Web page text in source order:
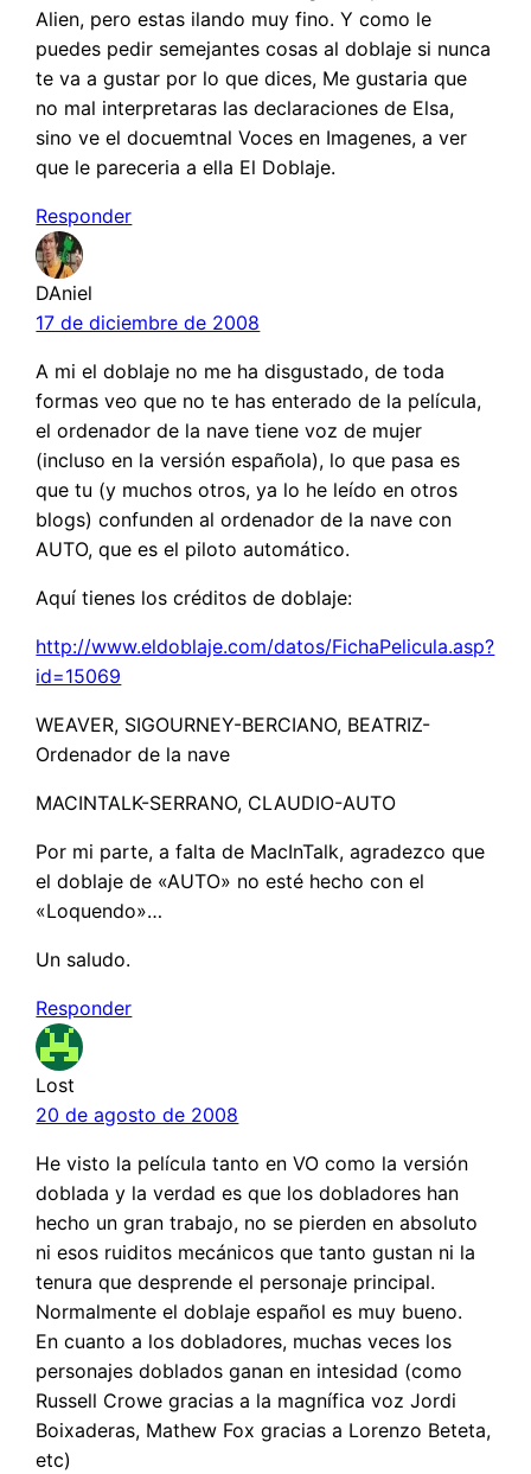
Alien, pero estas ilando muy fino. Y como le
puedes pedir semejantes cosas al doblaje si nunca
te va a gustar por lo que dices, Me gustaria que
no mal interpretaras las declaraciones de Elsa,
sino ve el docuemtnal Voces en Imagenes, a ver
que le pareceria a ella El Doblaje.
Responder
DAniel
17 de diciembre de 2008
A mi el doblaje no me ha disgustado, de toda
formas veo que no te has enterado de la película,
el ordenador de la nave tiene voz de mujer
(incluso en la versión española), lo que pasa es
que tu (y muchos otros, ya lo he leído en otros
blogs) confunden al ordenador de la nave con
AUTO, que es el piloto automático.
Aquí tienes los créditos de doblaje:
http://www.eldoblaje.com/datos/FichaPelicula.asp?
id=15069
WEAVER, SIGOURNEY-BERCIANO, BEATRIZ-
Ordenador de la nave
MACINTALK-SERRANO, CLAUDIO-AUTO
Por mi parte, a falta de MacInTalk, agradezco que
el doblaje de «AUTO» no esté hecho con el
«Loquendo»…
Un saludo.
Responder
Lost
20 de agosto de 2008
He visto la película tanto en VO como la versión
doblada y la verdad es que los dobladores han
hecho un gran trabajo, no se pierden en absoluto
ni esos ruiditos mecánicos que tanto gustan ni la
tenura que desprende el personaje principal.
Normalmente el doblaje español es muy bueno.
En cuanto a los dobladores, muchas veces los
personajes doblados ganan en intesidad (como
Russell Crowe gracias a la magnífica voz Jordi
Boixaderas, Mathew Fox gracias a Lorenzo Beteta,
etc)